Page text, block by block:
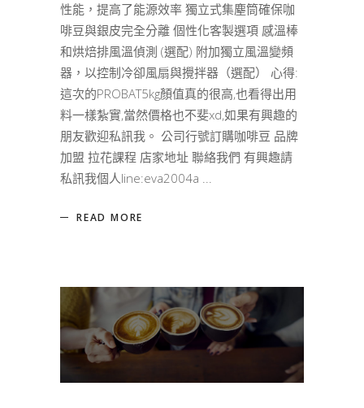
性能，提高了能源效率 獨立式集塵筒確保咖
啡豆與銀皮完全分離 個性化客製選項 感溫棒
和烘焙排風溫偵測 (選配) 附加獨立風溫變頻
器，以控制冷卻風扇與攪拌器（選配） 心得:
這次的PROBAT5kg顏值真的很高,也看得出用
料一樣紮實,當然價格也不斐xd,如果有興趣的
朋友歡迎私訊我。 公司行號訂購咖啡豆 品牌
加盟 拉花課程 店家地址 聯絡我們 有興趣請
私訊我個人line:eva2004a
READ MORE